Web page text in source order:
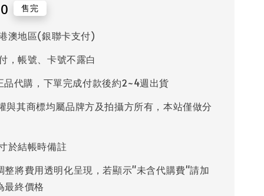
售完
澳地區(銀聯卡支付)
，帳號、卡號不露白
品代購，下單完成付款後約2~4週出貨
與其商標均屬品牌方及拍攝方所有，本站僅做分
於結帳時備註
整將費用透明化呈現，若顯示"未含代購費"請加
最終價格